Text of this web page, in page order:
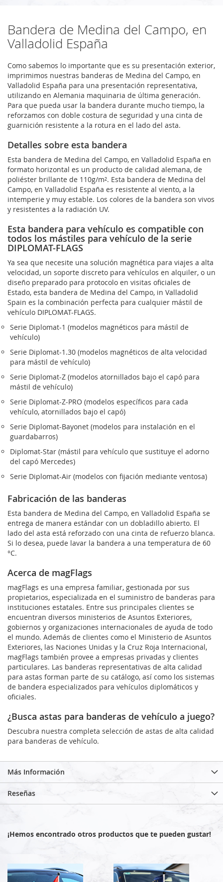
Bandera de Medina del Campo, en
Valladolid España
Como sabemos lo importante que es su presentación exterior,
imprimimos nuestras banderas de Medina del Campo, en
Valladolid España para una presentación representativa,
utilizando en Alemania maquinaria de última generación.
Para que pueda usar la bandera durante mucho tiempo, la
reforzamos con doble costura de seguridad y una cinta de
guarnición resistente a la rotura en el lado del asta.
Detalles sobre esta bandera
Esta bandera de Medina del Campo, en Valladolid España en
formato horizontal es un producto de calidad alemana, de
poliéster brillante de 110g/m². Esta bandera de Medina del
Campo, en Valladolid España es resistente al viento, a la
intemperie y muy estable. Los colores de la bandera son vivos
y resistentes a la radiación UV.
Esta bandera para vehículo es compatible con
todos los mástiles para vehículo de la serie
DIPLOMAT-FLAGS
Ya sea que necesite una solución magnética para viajes a alta
velocidad, un soporte discreto para vehículos en alquiler, o un
diseño preparado para protocolo en visitas oficiales de
Estado, esta bandera de Medina del Campo, in Valladolid
Spain es la combinación perfecta para cualquier mástil de
vehículo DIPLOMAT-FLAGS.
Serie Diplomat-1 (modelos magnéticos para mástil de
vehículo)
Serie Diplomat-1.30 (modelos magnéticos de alta velocidad
para mástil de vehículo)
Serie Diplomat-Z (modelos atornillados bajo el capó para
mástil de vehículo)
Serie Diplomat-Z-PRO (modelos específicos para cada
vehículo, atornillados bajo el capó)
Serie Diplomat-Bayonet (modelos para instalación en el
guardabarros)
Diplomat-Star (mástil para vehículo que sustituye el adorno
del capó Mercedes)
Serie Diplomat-Air (modelos con fijación mediante ventosa)
Fabricación de las banderas
Esta bandera de Medina del Campo, en Valladolid España se
entrega de manera estándar con un dobladillo abierto. El
lado del asta está reforzado con una cinta de refuerzo blanca.
Si lo desea, puede lavar la bandera a una temperatura de 60
°C.
Acerca de magFlags
magFlags es una empresa familiar, gestionada por sus
propietarios, especializada en el suministro de banderas para
instituciones estatales. Entre sus principales clientes se
encuentran diversos ministerios de Asuntos Exteriores,
gobiernos y organizaciones internacionales de ayuda de todo
el mundo. Además de clientes como el Ministerio de Asuntos
Exteriores, las Naciones Unidas y la Cruz Roja Internacional,
magFlags también provee a empresas privadas y clientes
particulares. Las banderas representativas de alta calidad
para astas forman parte de su catálogo, así como los sistemas
de bandera especializados para vehículos diplomáticos y
oficiales.
¿Busca astas para banderas de vehículo a juego?
Descubra nuestra completa selección de astas de alta calidad
para banderas de vehículo.
Más Información
Reseñas
¡Hemos encontrado otros productos que te pueden gustar!